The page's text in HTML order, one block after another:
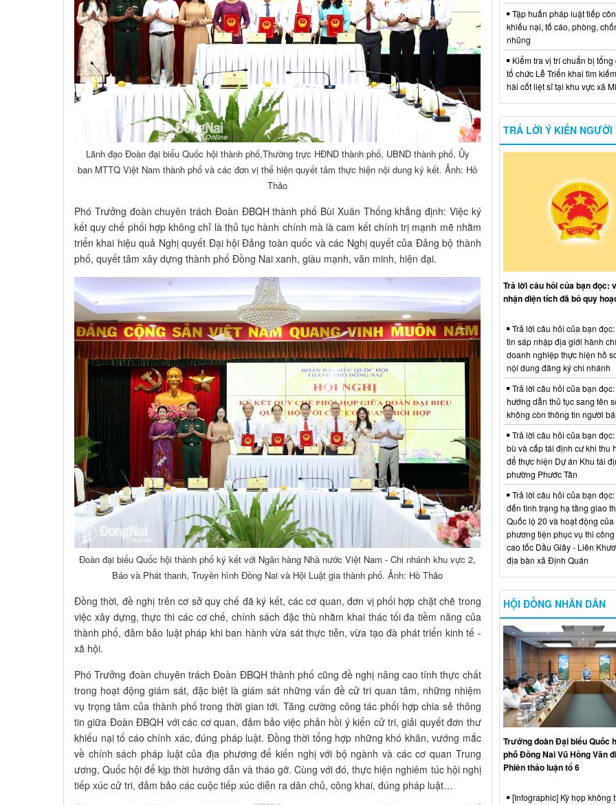
Lãnh đạo Đoàn đại biểu Quốc hội thành phố,Thường trực HĐND thành phố, UBND thành phố, Ủy
ban MTTQ Việt Nam thành phố và các đơn vị thể hiện quyết tâm thực hiện nội dung ký kết. Ảnh: Hồ
Thảo
Phó Trưởng đoàn chuyên trách Đoàn ĐBQH thành phố Bùi Xuân Thống khẳng định: Việc ký
kết quy chế phối hợp không chỉ là thủ tục hành chính mà là cam kết chính trị mạnh mẽ nhằm
triển khai hiệu quả Nghị quyết Đại hội Đảng toàn quốc và các Nghị quyết của Đảng bộ thành
phố, quyết tâm xây dựng thành phố Đồng Nai xanh, giàu mạnh, văn minh, hiện đại.
Đoàn đại biểu Quốc hội thành phố ký kết với Ngân hàng Nhà nước Việt Nam - Chi nhánh khu vực 2,
Báo và Phát thanh, Truyền hình Đồng Nai và Hội Luật gia thành phố. Ảnh: Hồ Thảo
Đồng thời, đề nghị trên cơ sở quy chế đã ký kết, các cơ quan, đơn vị phối hợp chặt chẽ trong
việc xây dựng, thực thi các cơ chế, chính sách đặc thù nhằm khai thác tối đa tiềm năng của
thành phố, đảm bảo luật pháp khi ban hành vừa sát thực tiễn, vừa tạo đà phát triển kinh tế -
xã hội.
Phó Trưởng đoàn chuyên trách Đoàn ĐBQH thành phố cũng đề nghị nâng cao tính thực chất
trong hoạt động giám sát, đặc biệt là giám sát những vấn đề cử tri quan tâm, những nhiệm
vụ trọng tâm của thành phố trong thời gian tới. Tăng cường công tác phối hợp chia sẻ thông
tin giữa Đoàn ĐBQH với các cơ quan, đảm bảo việc phản hồi ý kiến cử tri, giải quyết đơn thư
khiếu nại tố cáo chính xác, đúng pháp luật. Đồng thời tổng hợp những khó khăn, vướng mắc
về chính sách pháp luật của địa phương để kiến nghị với bộ ngành và các cơ quan Trung
ương, Quốc hội để kịp thời hướng dẫn và tháo gỡ. Cùng với đó, thực hiện nghiêm túc hội nghị
tiếp xúc cử tri, đảm bảo các cuộc tiếp xúc diễn ra dân chủ, công khai, đúng pháp luật…
Tập huấn pháp luật tiếp
khiếu nại, tố cáo, phòng,
nhũng
Kiểm tra vị trí chuẩn bị tổng
tổ chức Lễ Triển khai tìm
hài cốt liệt sĩ tại khu vực xã
TRẢ LỜI Ý KIẾN NGƯỜI
Trả lời câu hỏi của bạn đọc:
nhận diện tích đã bỏ quy
Trả lời câu hỏi của bạn
tin sáp nhập địa giới hành
doanh nghiệp thực hiện hồ
nội dung đăng ký chi nhánh
Trả lời câu hỏi của bạn
hướng dẫn thủ tục sang tên
không còn thông tin người
Trả lời câu hỏi của bạn
bù và cấp tái định cư khi thu
để thực hiện Dự án Khu tái
phường Phước Tân
Trả lời câu hỏi của bạn
đến tình trạng hạ tầng giao
Quốc lộ 20 và hoạt động của
phương tiện phục vụ thi
cao tốc Dầu Giây - Liên
địa bàn xã Định Quán
HỘI ĐỒNG NHÂN DÂN
Trưởng đoàn Đại biểu Quốc
phố Đồng Nai Vũ Hồng Văn
Phiên thảo luận tổ 6
[Infographic] Kỳ họp không